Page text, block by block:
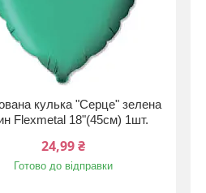
кулька "Серце" зелена
Flexmetal 18"(45см) 1шт.
24,99 ₴
Готово до відправки